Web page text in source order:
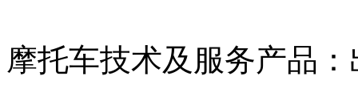
摩托车技术及服务产品